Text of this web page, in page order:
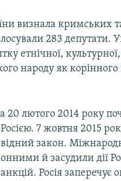
визнала кримських
283 депутати.
етнічної,
народу як корінного
20 лютого 2014 року
7 жовтня 2015
закон.
й засудили дії
Росія заперечує